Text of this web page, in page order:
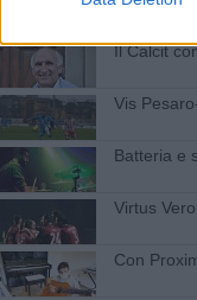
Il Calcit
Vis
Batteria e
Virtus
Con